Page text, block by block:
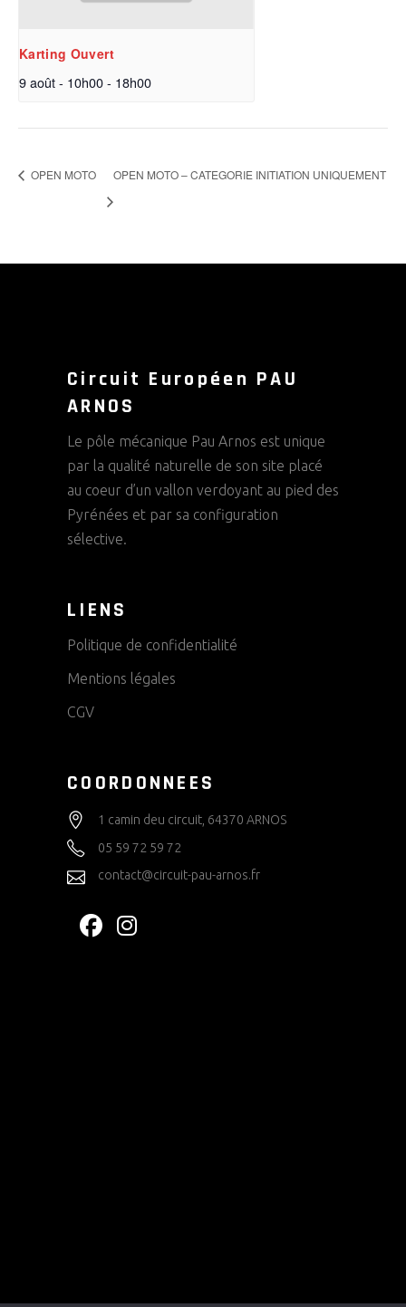
Karting Ouvert
9 août - 10h00- 18h00
OPEN MOTO OPEN MOTO – CATEGORIE INITIATION UNIQUEMENT
Circuit Européen PAU
ARNOS
Le pôle mécanique Pau Arnos est unique
par la qualité naturelle de son site placé
au coeur d’un vallon verdoyant au pied des
Pyrénées et par sa configuration
sélective.
LIENS
Politique de confidentialité
Mentions légales
CGV
COORDONNEES
1 camin deu circuit, 64370 ARNOS
05 59 72 59 72
contact@circuit-pau-arnos.fr